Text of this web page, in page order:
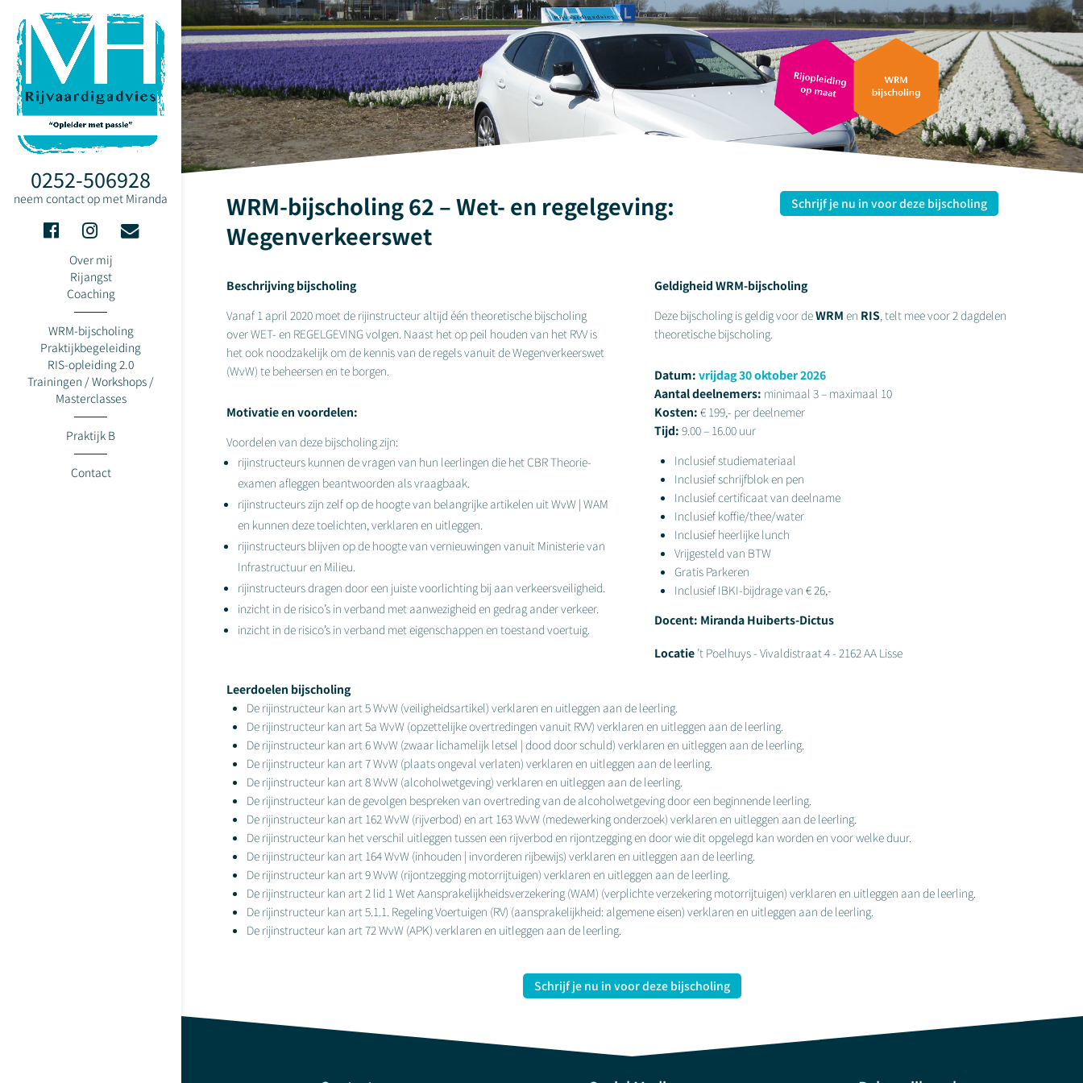
0252-506928
neem contact op met Miranda
Over mij
Rijangst
Coaching
WRM-bijscholing
Praktijkbegeleiding
RIS-opleiding 2.0
Trainingen / Workshops /
Masterclasses
Praktijk B
Contact
WRM-bijscholing 62 – Wet- en regelgeving:
Wegenverkeerswet
Schrijf je nu in voor deze bijscholing
Beschrijving bijscholing
Vanaf 1 april 2020 moet de rijinstructeur altijd één theoretische bijscholing
over WET- en REGELGEVING volgen. Naast het op peil houden van het RVV is
het ook noodzakelijk om de kennis van de regels vanuit de Wegenverkeerswet
(WvW) te beheersen en te borgen.
Motivatie en voordelen:
Voordelen van deze bijscholing zijn:
rijinstructeurs kunnen de vragen van hun leerlingen die het CBR Theorie-
examen afleggen beantwoorden als vraagbaak.
rijinstructeurs zijn zelf op de hoogte van belangrijke artikelen uit WvW | WAM
en kunnen deze toelichten, verklaren en uitleggen.
rijinstructeurs blijven op de hoogte van vernieuwingen vanuit Ministerie van
Infrastructuur en Milieu.
rijinstructeurs dragen door een juiste voorlichting bij aan verkeersveiligheid.
inzicht in de risico’s in verband met aanwezigheid en gedrag ander verkeer.
inzicht in de risico’s in verband met eigenschappen en toestand voertuig.
Geldigheid WRM-bijscholing
Deze bijscholing is geldig voor deWRM en RIS, telt mee voor 2 dagdelen
theoretische bijscholing.
Datum: vrijdag 30 oktober 2026
Aantal deelnemers: minimaal 3 – maximaal 10
Kosten:€ 199,- per deelnemer
Tijd: 9.00 – 16.00 uur
Inclusief studiemateriaal
Inclusief schrijfblok en pen
Inclusief certificaat van deelname
Inclusief koffie/thee/water
Inclusief heerlijke lunch
Vrijgesteld van BTW
Gratis Parkeren
Inclusief IBKI-bijdrage van € 26,-
Docent: Miranda Huiberts-Dictus
Locatie ’t Poelhuys - Vivaldistraat 4 - 2162 AA Lisse
Leerdoelen bijscholing
De rijinstructeur kan art 5 WvW (veiligheidsartikel) verklaren en uitleggen aan de leerling.
De rijinstructeur kan art 5a WvW (opzettelijke overtredingen vanuit RVV) verklaren en uitleggen aan de leerling.
De rijinstructeur kan art 6 WvW (zwaar lichamelijk letsel | dood door schuld) verklaren en uitleggen aan de leerling.
De rijinstructeur kan art 7 WvW (plaats ongeval verlaten) verklaren en uitleggen aan de leerling.
De rijinstructeur kan art 8 WvW (alcoholwetgeving) verklaren en uitleggen aan de leerling.
De rijinstructeur kan de gevolgen bespreken van overtreding van de alcoholwetgeving door een beginnende leerling.
De rijinstructeur kan art 162 WvW (rijverbod) en art 163 WvW (medewerking onderzoek) verklaren en uitleggen aan de leerling.
De rijinstructeur kan het verschil uitleggen tussen een rijverbod en rijontzegging en door wie dit opgelegd kan worden en voor welke duur.
De rijinstructeur kan art 164 WvW (inhouden | invorderen rijbewijs) verklaren en uitleggen aan de leerling.
De rijinstructeur kan art 9 WvW (rijontzegging motorrijtuigen) verklaren en uitleggen aan de leerling.
De rijinstructeur kan art 2 lid 1 Wet Aansprakelijkheidsverzekering (WAM) (verplichte verzekering motorrijtuigen) verklaren en uitleggen aan de leerling.
De rijinstructeur kan art 5.1.1. Regeling Voertuigen (RV) (aansprakelijkheid: algemene eisen) verklaren en uitleggen aan de leerling.
De rijinstructeur kan art 72 WvW (APK) verklaren en uitleggen aan de leerling.
Schrijf je nu in voor deze bijscholing